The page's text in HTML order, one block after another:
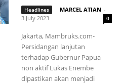
Headlines MARCEL ATIAN -
3 July 2023
0
Jakarta, Mambruks.com-
Persidangan lanjutan
terhadap Gubernur Papua
non aktif Lukas Enembe
dipastikan akan menjadi